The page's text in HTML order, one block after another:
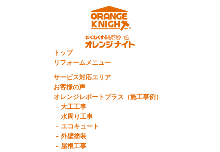
トップ
リフォームメニュー
サービス対応エリア
お客様の声
オレンジレポートプラス（施工事例）
大工工事
水周り工事
エコキュート
外壁塗装
屋根工事